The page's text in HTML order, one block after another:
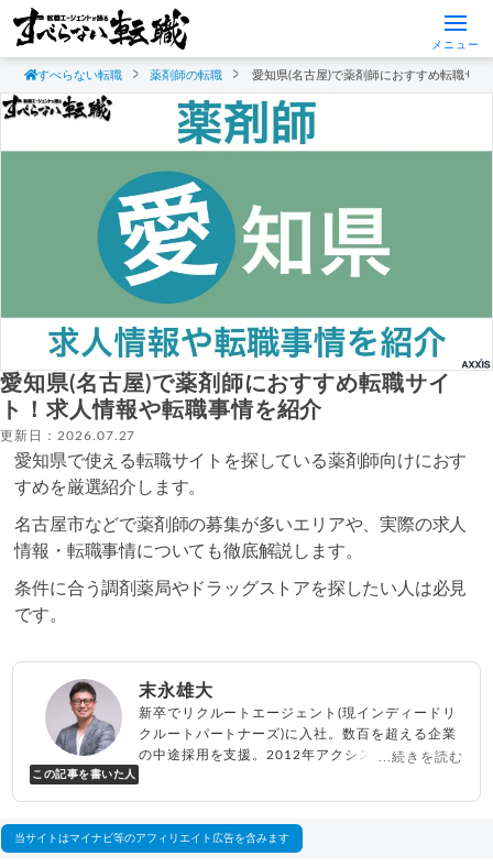
メニュー
すべらない転職 薬剤師の転職 愛知県(名古屋)で薬剤師におすすめ転職サ
愛知県(名古屋)で薬剤師におすすめ転職サイ
ト！求人情報や転職事情を紹介
更新日：2026.07.27
愛知県で使える転職サイトを探している薬剤師向けにおす
すめを厳選紹介します。
名古屋市などで薬剤師の募集が多いエリアや、実際の求人
情報・転職事情についても徹底解説します。
条件に合う調剤薬局やドラッグストアを探したい人は必見
です。
この記事を書いた人
末永雄大
新卒でリクルートエージェント(現インディードリ
クルートパートナーズ)に入社。数百を超える企業
の中途採用を支援。2012年アクシス(株)設立、代
べらない転職エージェント
...続きを読む
当サイトはマイナビ等のアフィリエイト広告を含みます